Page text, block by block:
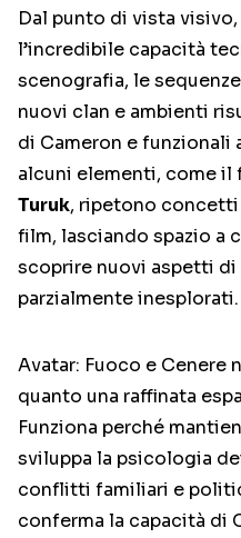
Dal punto di vista
l’incredibile capacità
scenografia, le
nuovi clan e ambienti
di Cameron e funzionali
alcuni elementi, come il
Turuk, ripetono
film, lasciando spazio a
scoprire nuovi aspetti di
parzialmente inesplorati.
Avatar: Fuoco e Cenere
quanto una raffinata
Funziona perché
sviluppa la psicologia
conflitti familiari e
conferma la capacità di